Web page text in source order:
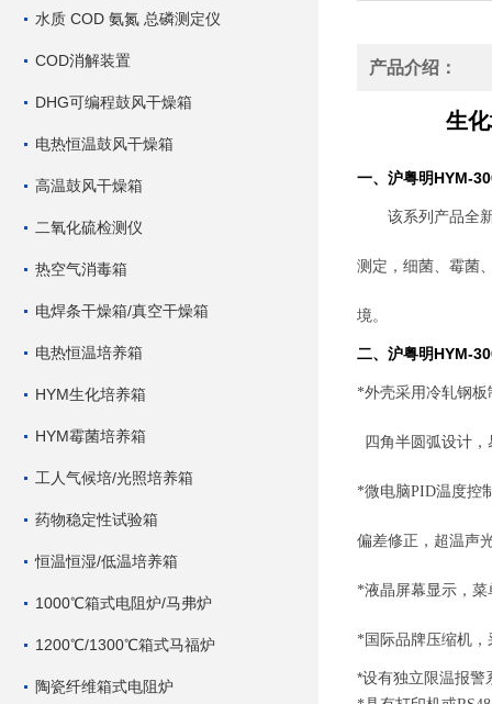
水质 COD 氨氮 总磷测定仪
COD消解装置
DHG可编程鼓风干燥箱
电热恒温鼓风干燥箱
高温鼓风干燥箱
二氧化硫检测仪
热空气消毒箱
电焊条干燥箱/真空干燥箱
电热恒温培养箱
HYM生化培养箱
HYM霉菌培养箱
工人气候培/光照培养箱
药物稳定性试验箱
恒温恒湿/低温培养箱
1000℃箱式电阻炉/马弗炉
1200℃/1300℃箱式马福炉
陶瓷纤维箱式电阻炉
产品介绍：
生
一、 沪粤明HYM-
该系列产品全
测定，细菌、霉菌
境。
二、 沪粤明HYM-
*外壳采用冷轧钢
四角半圆弧设计
*微电脑PID温度控
偏差修正，超温声
*液晶屏幕显示，
*国际品牌压缩机，
*设有独立限温报警